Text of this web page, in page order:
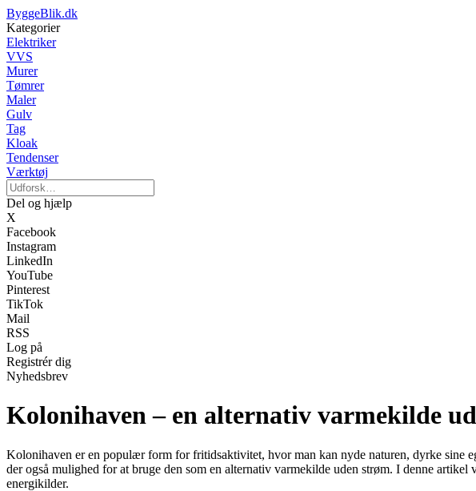
ByggeBlik.dk
Kategorier
Elektriker
VVS
Murer
Tømrer
Maler
Gulv
Tag
Kloak
Tendenser
Værktøj
Del og hjælp
X
Facebook
Instagram
LinkedIn
YouTube
Pinterest
TikTok
Mail
RSS
Log på
Registrér dig
Nyhedsbrev
Kolonihaven – en alternativ varmekilde
Kolonihaven er en populær form for fritidsaktivitet, hvor man kan nyde naturen, dyrke sine
der også mulighed for at bruge den som en alternativ varmekilde uden strøm. I denne
energikilder.